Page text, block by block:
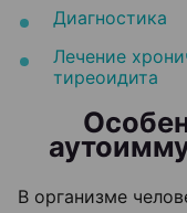
Диагностика
Лечение
тиреоидита
В организме